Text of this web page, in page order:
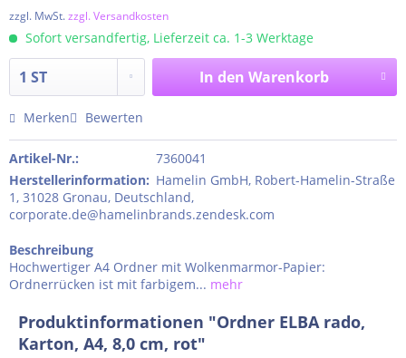
zzgl. MwSt.zzgl. Versandkosten
Sofort versandfertig, Lieferzeit ca. 1-3 Werktage
In den Warenkorb
Merken Bewerten
Artikel-Nr.:
7360041
Herstellerinformation: Hamelin GmbH, Robert-Hamelin-Straße
1, 31028 Gronau, Deutschland,
corporate.de@hamelinbrands.zendesk.com
Beschreibung
Hochwertiger A4 Ordner mit Wolkenmarmor-Papier:
Ordnerrücken ist mit farbigem... mehr
Produktinformationen "Ordner ELBA rado,
Karton, A4, 8,0 cm, rot"